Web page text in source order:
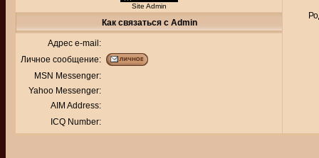
Site Admin
Как связаться с Admin
Адрес e-mail:
Личное сообщение:
MSN Messenger:
Yahoo Messenger:
AIM Address:
ICQ Number: